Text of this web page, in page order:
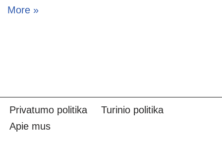
More »
Privatumo politika
Turinio politika
Apie mus